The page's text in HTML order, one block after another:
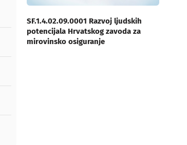
SF.1.4.02.09.0001 Razvoj ljudskih
potencijala Hrvatskog zavoda za
mirovinsko osiguranje